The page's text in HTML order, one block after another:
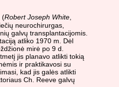
(Robert Joseph White
neurochirurgas,
galvų transplantacijomis.
atliko 1970 m. Dėl
mirė po 9 d.
jis planavo atlikti tokią
ir praktikavosi su
kad jis galės atlikti
Ch. Reeve galvų